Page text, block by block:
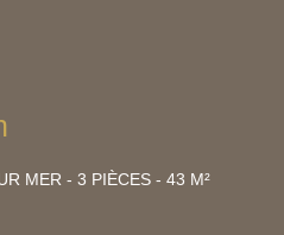
MER - 3 PIÈCES - 43 M²